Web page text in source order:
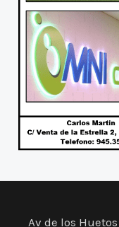
Av de los